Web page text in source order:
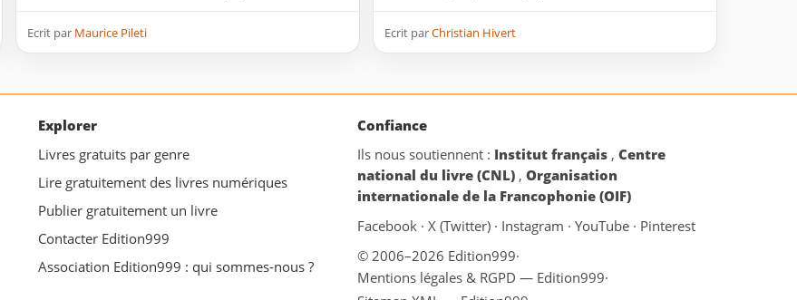
Ecrit par Maurice Pileti Ecrit parChristian Hivert
Explorer
Livres gratuits par genre
Lire gratuitement des livres numériques
Publier gratuitement un livre
Contacter Edition999
Association Edition999 : qui sommes-nous ?
Confiance
Ils nous soutiennent : Institut français ,Centre
national du livre (CNL) ,Organisation
internationale de la Francophonie (OIF)
Facebook · X (Twitter) · Instagram · YouTube · Pinterest
© 2006–2026 Edition999·
Mentions légales & RGPD — Edition999·